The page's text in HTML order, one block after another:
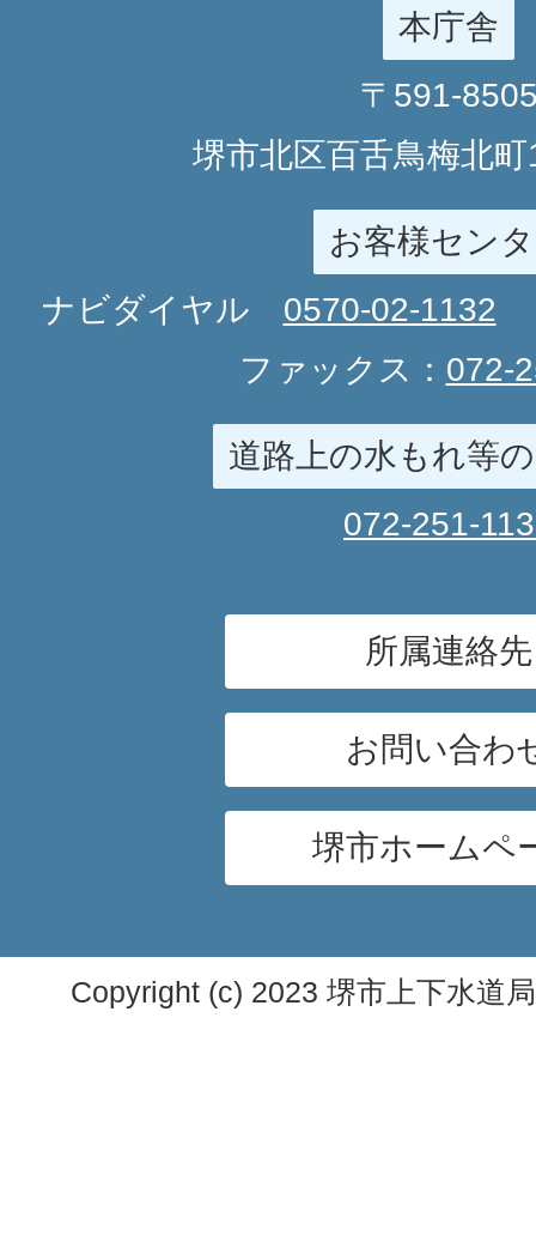
本庁舎
〒591-
堺市北区百舌鳥梅北
お客様セン
ナビダイヤル 0570-02-1132
ファックス： 072-
道路上の水もれ等
072-251-
所属連絡先
お問い合わ
堺市ホームペ
Copyright (c) 2023 堺市上下水道